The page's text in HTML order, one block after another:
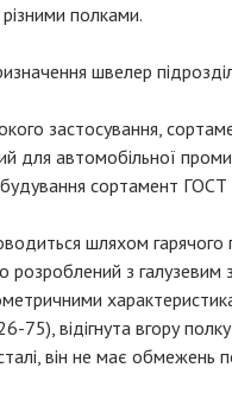
полками.
швелер
застосування,
для автомобільної
сортамент
шляхом гарячого
з галузевим
відігнута вгору
він не має обмежень